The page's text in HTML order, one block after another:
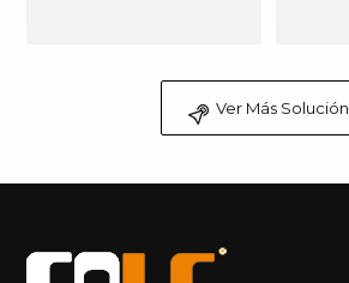
Ver Más Solución